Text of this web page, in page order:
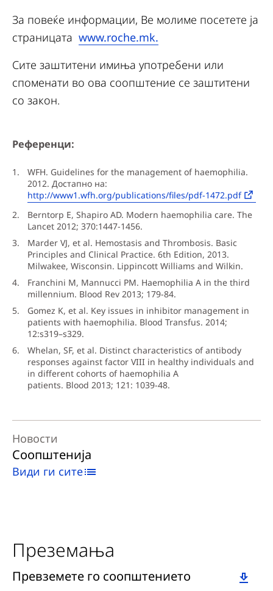
За повеќе информации, Ве молиме посетете ја
страницата www.roche.mk.
Сите заштитени имиња употребени или
споменати во ова соопштение се заштитени
со закон.
Референци:
WFH. Guidelines for the management of haemophilia.
2012. Достапно на:
http://www1.wfh.org/publications/files/pdf-1472.pdf
Berntorp E, Shapiro AD. Modern haemophilia care. The
Lancet 2012; 370:1447-1456.
Marder VJ, et al. Hemostasis and Thrombosis. Basic
Principles and Clinical Practice. 6th Edition, 2013.
Milwakee, Wisconsin. Lippincott Williams and Wilkin.
Franchini M, Mannucci PM. Haemophilia A in the third
millennium. Blood Rev 2013; 179-84.
Gomez K, et al. Key issues in inhibitor management in
patients with haemophilia. Blood Transfus. 2014;
12:s319–s329.
Whelan, SF, et al. Distinct characteristics of antibody
responses against factor VIII in healthy individuals and
in different cohorts of haemophilia A
patients. Blood 2013; 121: 1039-48.
Новости
Соопштенија
Види ги сите
Преземања
Download
Превземете го соопштението